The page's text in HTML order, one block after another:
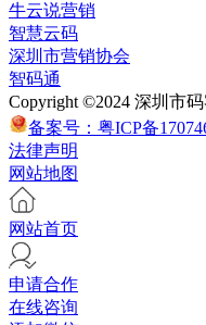
牛云说营销
智慧云码
深圳市营销协会
智码通
Copyright ©2024 深圳市
备案号：粤ICP备
法律声明
网站地图
网站首页
申请合作
在线咨询